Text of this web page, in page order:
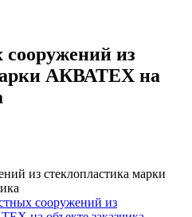
из
АКВАТЕХ на
из стеклопластика марки